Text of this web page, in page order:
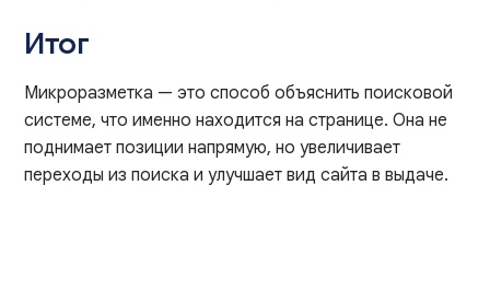
Итог
Микроразметка — это способ объяснить поисковой
системе, что именно находится на странице. Она не
поднимает позиции напрямую, но увеличивает
переходы из поиска и улучшает вид сайта в выдаче.